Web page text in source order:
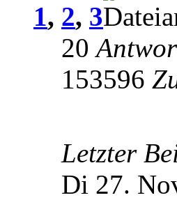
1, 2, 3
20
153596
Letzter
Di 27.